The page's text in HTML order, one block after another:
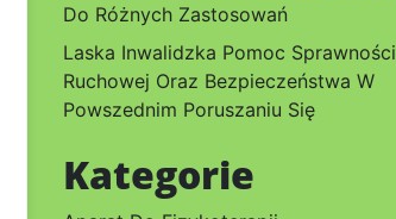
Do Różnych Zastosowań
Laska Inwalidzka Pomoc Sprawności
Ruchowej Oraz Bezpieczeństwa W
Powszednim Poruszaniu Się
Kategorie